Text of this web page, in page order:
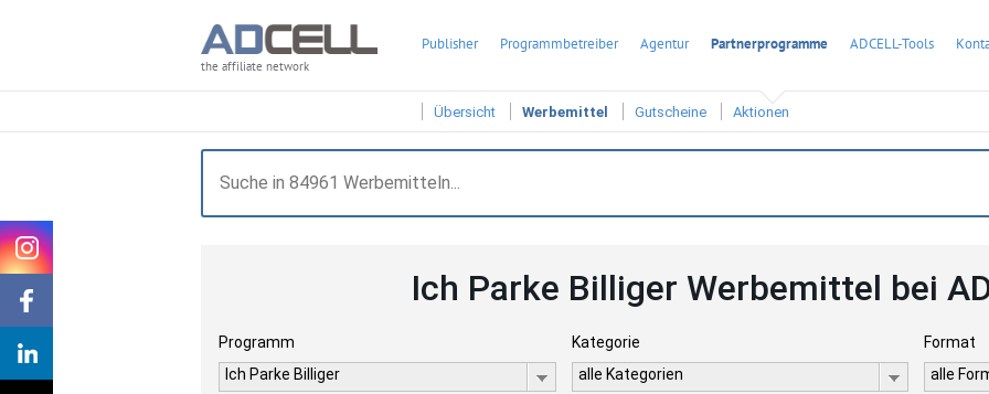
the affiliate network
Publisher Programmbetreiber Agentur Partnerprogramme ADCELL-Tools
Übersicht Werbemittel Gutscheine Aktionen
Ich Parke Billiger Werbemittel bei
Programm
Ich Parke Billiger
Kategorie
alle Kategorien
Format
alle